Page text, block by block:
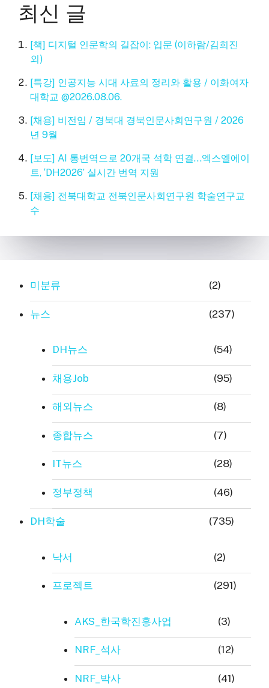
최신 글
[책] 디지털 인문학의 길잡이: 입문 (이하람/김희진
외)
[특강] 인공지능 시대 사료의 정리와 활용 / 이화여자
대학교 @2026.08.06.
[채용] 비전임 / 경북대 경북인문사회연구원 / 2026
년 9월
[보도] AI 통번역으로 20개국 석학 연결…엑스엘에이
트, ‘DH2026’ 실시간 번역 지원
[채용] 전북대학교 전북인문사회연구원 학술연구교
수
미분류 (2)
뉴스 (237)
DH뉴스 (54)
채용Job (95)
해외뉴스 (8)
종합뉴스 (7)
IT뉴스 (28)
정부정책 (46)
DH학술 (735)
낙서 (2)
프로젝트 (291)
AKS_한국학진흥사업 (3)
NRF_석사 (12)
NRF_박사 (41)